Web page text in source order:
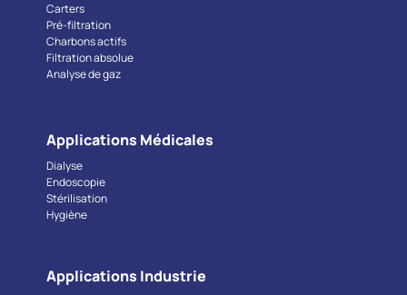
Carters
Pré-filtration
Charbons actifs
Filtration absolue
Analyse de gaz
Applications Médicales
Dialyse
Endoscopie
Stérilisation
Hygiène
Applications Industrie